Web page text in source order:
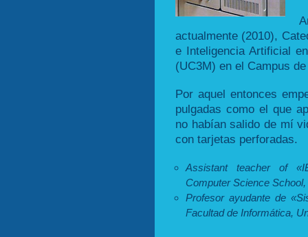
actualmente (2010),
e Inteligencia Artificial
(UC3M) en el Campus
Por aquel entonces
pulgadas como el que
no habían salido de mí
con tarjetas perforadas.
Assistant teacher of
Computer Science
Profesor ayudante de
Facultad de Informática,